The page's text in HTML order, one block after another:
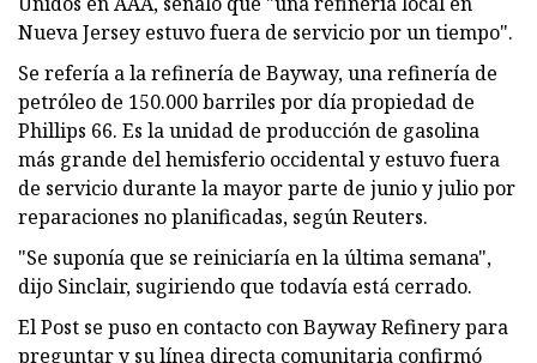
Nueva Jersey estuvo fuera de servicio por un tiempo".
Se refería a la refinería de Bayway, una refinería de
petróleo de 150.000 barriles por día propiedad de
Phillips 66. Es la unidad de producción de gasolina
más grande del hemisferio occidental y estuvo fuera
de servicio durante la mayor parte de junio y julio por
reparaciones no planificadas, según Reuters.
"Se suponía que se reiniciaría en la última semana",
dijo Sinclair, sugiriendo que todavía está cerrado.
El Post se puso en contacto con Bayway Refinery para
preguntar y su línea directa comunitaria confirmó